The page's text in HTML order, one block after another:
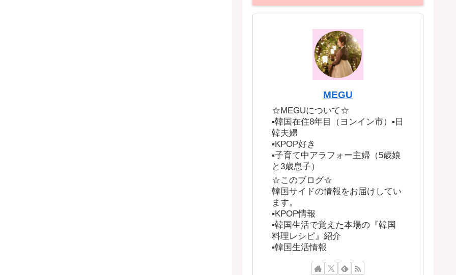
MEGU
☆MEGUについて☆
▪︎韓国在住8年目（ヨンイン市）▪︎日
韓夫婦
▪︎KPOP好き
▪︎子育て中アラフォー主婦（5歳娘
と3歳息子）
☆このブログ☆
韓国サイドの情報をお届けしてい
ます。
▪︎KPOP情報
▪︎韓国生活で覚えた本場の『韓国
料理レシピ』紹介
▪︎韓国生活情報